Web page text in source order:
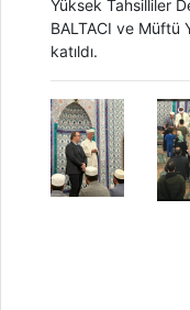
Yüksek Tahsilliler
BALTACI ve Müftü
katıldı.